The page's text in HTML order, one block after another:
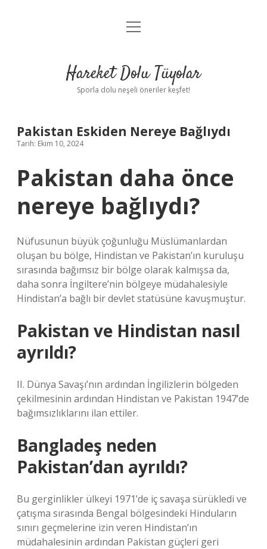
Anasayfa
Yasal Uyarı
menüyü
Hareket Dolu Tüyolar
Sporla dolu neşeli öneriler keşfet!
Pakistan Eskiden Nereye Bağlıydı
Tarih: Ekim 10, 2024
Pakistan daha önce
nereye bağlıydı?
Nüfusunun büyük çoğunluğu Müslümanlardan
oluşan bu bölge, Hindistan ve Pakistan’ın kuruluşu
sırasında bağımsız bir bölge olarak kalmışsa da,
daha sonra İngiltere’nin bölgeye müdahalesiyle
Hindistan’a bağlı bir devlet statüsüne kavuşmuştur.
Pakistan ve Hindistan nasıl
ayrıldı?
II. Dünya Savaşı’nın ardından İngilizlerin bölgeden
çekilmesinin ardından Hindistan ve Pakistan 1947’de
bağımsızlıklarını ilan ettiler.
Bangladeş neden
Pakistan’dan ayrıldı?
Bu gerginlikler ülkeyi 1971’de iç savaşa sürükledi ve
çatışma sırasında Bengal bölgesindeki Hinduların
sınırı geçmelerine izin veren Hindistan’ın
müdahalesinin ardından Pakistan güçleri geri